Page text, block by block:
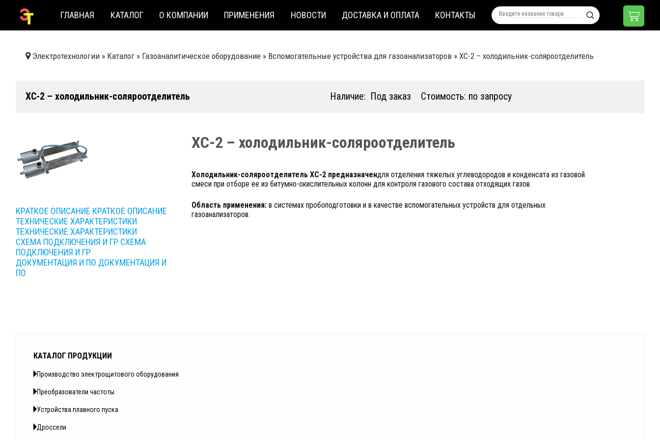
ГЛАВНАЯ КАТАЛОГ О КОМПАНИИ ПРИМЕНЕНИЯ НОВОСТИ ДОСТАВКА И ОПЛАТА КОНТАКТЫ
Электротехнологии » Каталог » Газоаналитическое оборудование » Вспомогательные устройства для газоанализаторов » ХС-2 – холодильник-соляроотделитель
ХС-2 – холодильник-соляроотделитель Наличие: Под заказ Стоимость: по запросу
КРАТКОЕ ОПИСАНИЕ КРАТКОЕ ОПИСАНИЕ
ТЕХНИЧЕСКИЕ ХАРАКТЕРИСТИКИ
ТЕХНИЧЕСКИЕ ХАРАКТЕРИСТИКИ
СХЕМА ПОДКЛЮЧЕНИЯ И ГР СХЕМА
ПОДКЛЮЧЕНИЯ И ГР
ДОКУМЕНТАЦИЯ И ПО ДОКУМЕНТАЦИЯ И
ПО
ХС-2 – холодильник-соляроотделитель
Холодильник-соляроотделитель ХС-2 предназначендля отделения тяжелых углеводородов и конденсата из газовой
смеси при отборе ее из битумно-окислительных колонн для контроля газового состава отходящих газов.
Область применения: в системах пробоподготовки и в качестве вспомогательных устройств для отдельных
газоанализаторов.
КАТАЛОГ ПРОДУКЦИИ
Производство электрощитового оборудования
Преобразователи частоты
Устройства плавного пуска
Дроссели